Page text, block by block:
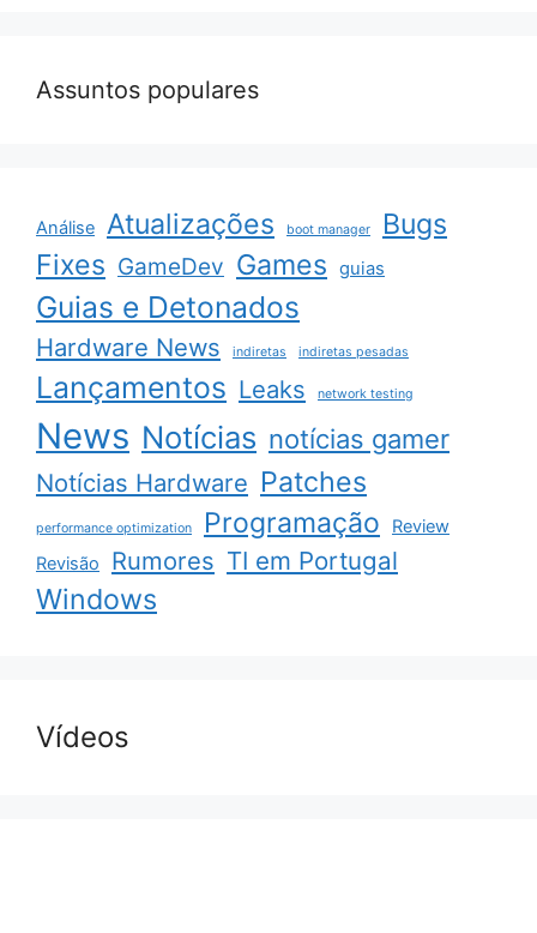
Assuntos populares
Análise Atualizações boot manager
Bugs
Fixes GameDev Games guias
Guias e Detonados
Hardware News indiretas indiretas pesadas
Lançamentos Leaks network testing
News Notícias notícias gamer
Notícias Hardware Patches
performance optimization Programação
Review
Revisão
Rumores TI em Portugal
Windows
Vídeos